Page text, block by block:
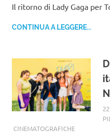
Il ritorno di Lady Gaga per
CONTINUA A LEGGERE...
CINEMATOGRAFICHE